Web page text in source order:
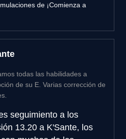
de ¡Comienza a
todas las habilidades a
de su E. Varias corrección de
seguimiento a los
13.20 a K'Sante, los